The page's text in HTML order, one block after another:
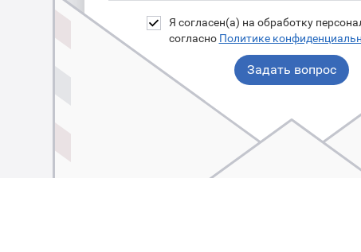
Я согласен(а) на обработку
согласно Политике
Задать вопрос